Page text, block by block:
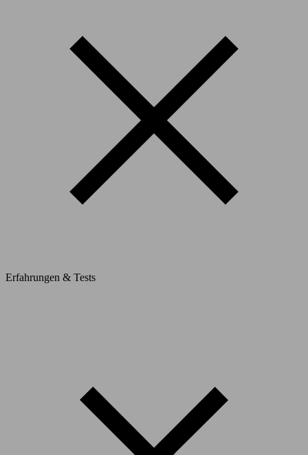
Erfahrungen & Tests